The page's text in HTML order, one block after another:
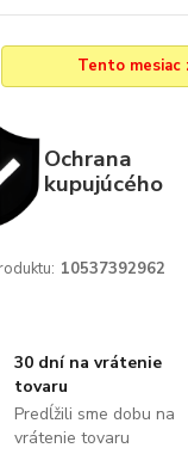
Tento mesiac
Ochrana
kupujúcého
10537392962
30 dní na vrátenie
tovaru
Predĺžili sme dobu na
vrátenie tovaru